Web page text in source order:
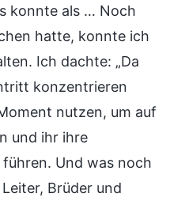
konnte als … Noch
hatte, konnte ich
Ich dachte: „Da
konzentrieren
nutzen, um auf
und ihr ihre
Und was noch
Brüder und